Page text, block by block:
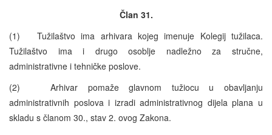
Član 31.
(1) Tužilaštvo ima arhivara kojeg imenuje Kolegij tužilaca.
Tužilaštvo ima i drugo osoblje nadležno za stručne,
administrativne i tehničke poslove.
(2) Arhivar pomaže glavnom tužiocu u obavljanju
administrativnih poslova i izradi administrativnog dijela plana u
skladu s članom 30., stav 2. ovog Zakona.